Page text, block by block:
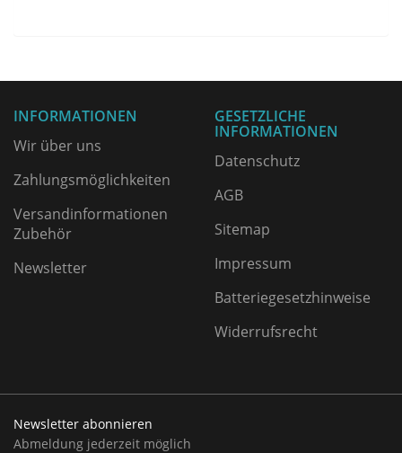
INFORMATIONEN
Wir über uns
Zahlungsmöglichkeiten
Versandinformationen
Zubehör
Newsletter
GESETZLICHE
INFORMATIONEN
Datenschutz
AGB
Sitemap
Impressum
Batteriegesetzhinweise
Widerrufsrecht
Newsletter abonnieren
Abmeldung jederzeit möglich